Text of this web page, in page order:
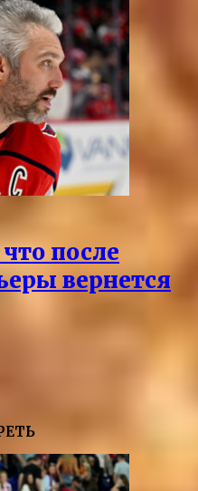
после
вернется